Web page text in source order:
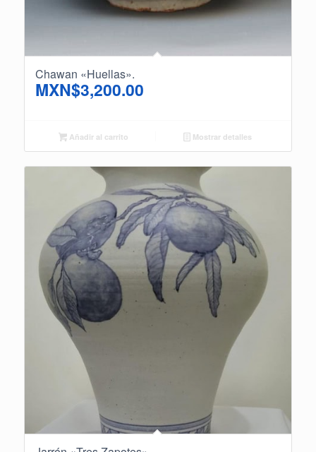
Chawan «Huellas».
MXN$3,200.00
Añadir al carrito Mostrar detalles